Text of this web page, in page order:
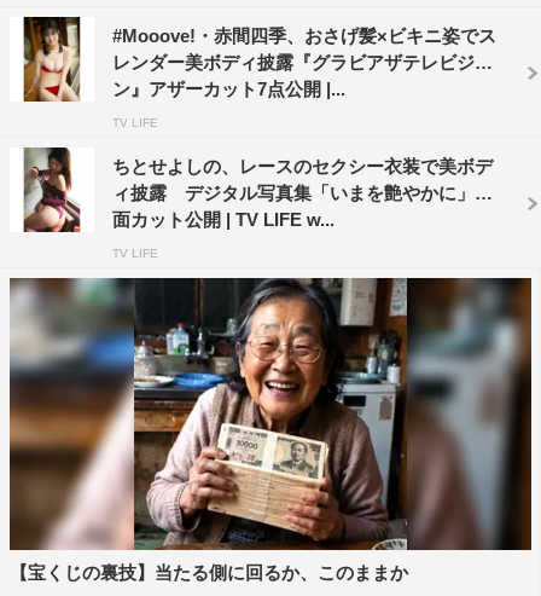
#Mooove!・赤間四季、おさげ髪×ビキニ姿でス
レンダー美ボディ披露『グラビアザテレビジョ
ン』アザーカット7点公開 |...
TV LIFE
ちとせよしの、レースのセクシー衣装で美ボデ
ィ披露 デジタル写真集「いまを艶やかに」誌
面カット公開 | TV LIFE w...
TV LIFE
【宝くじの裏技】当たる側に回るか、このままか